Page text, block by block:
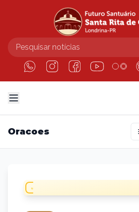
Oracoes